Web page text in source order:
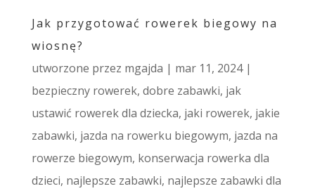
Jak przygotować rowerek biegowy na
wiosnę?
utworzone przez mgajda | mar 11, 2024|
bezpieczny rowerek, dobre zabawki, jak
ustawić rowerek dla dziecka, jaki rowerek, jakie
zabawki, jazda na rowerku biegowym, jazda na
rowerze biegowym, konserwacja rowerka dla
dzieci, najlepsze zabawki, najlepsze zabawki dla